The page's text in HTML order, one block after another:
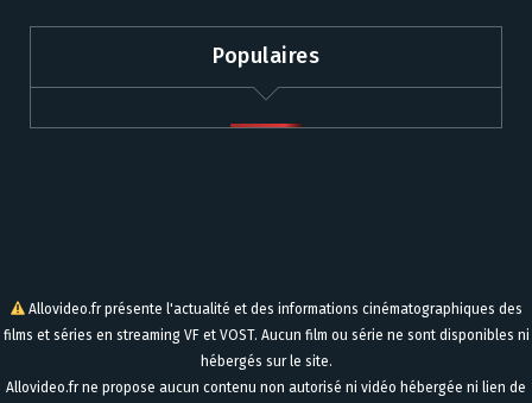
Populaires
Allovideo.fr présente l'actualité et des informations cinématographiques des
films et séries en streaming VF et VOST. Aucun film ou série ne sont disponibles ni
hébergés sur le site.
Allovideo.fr ne propose aucun contenu non autorisé ni vidéo hébergée ni lien de